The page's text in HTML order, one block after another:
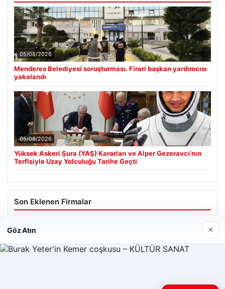
05/08/2026
Menderes Belediyesi soruşturması. Firari başkan yardımcısı
yakalandı
05/08/2026
Yüksek Askeri Şura (YAŞ) Kararları ve Alper Gezeravcı’nın
Terfisiyle Uzay Yolculuğu Tarihe Geçti
Son Eklenen Firmalar
Göz Atın ×